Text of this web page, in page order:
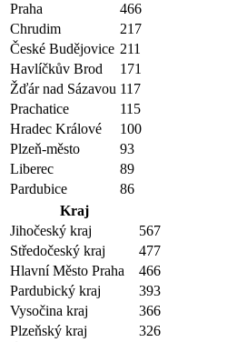
Praha
466
Chrudim
217
České Budějovice 211
Havlíčkův Brod
171
Žďár nad Sázavou 117
Prachatice
115
Hradec Králové
100
Plzeň-město
93
Liberec
89
Pardubice
86
Kraj
Jihočeský kraj
567
Středočeský kraj
477
Hlavní Město Praha
466
Pardubický kraj
393
Vysočina kraj
366
Plzeňský kraj
326